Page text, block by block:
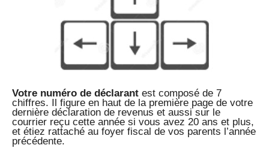
Votre numéro de déclarant est composé de 7
chiffres. Il figure en haut de la première page de votre
dernière déclaration de revenus et aussi sur le
courrier reçu cette année si vous avez 20 ans et plus,
et étiez rattaché au foyer fiscal de vos parents l’année
précédente.